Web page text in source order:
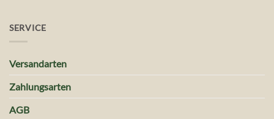
SERVICE
Versandarten
Zahlungsarten
AGB